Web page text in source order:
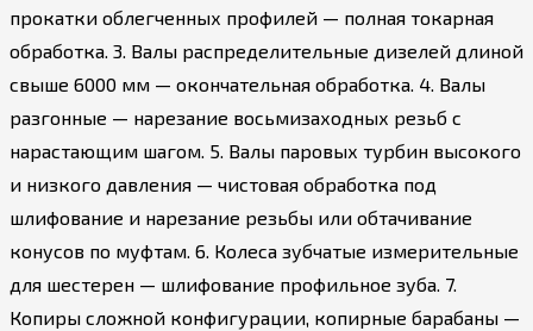
прокатки облегченных профилей — полная токарная
обработка. 3. Валы распределительные дизелей длиной
свыше 6000 мм — окончательная обработка. 4. Валы
разгонные — нарезание восьмизаходных резьб с
нарастающим шагом. 5. Валы паровых турбин высокого
и низкого давления — чистовая обработка под
шлифование и нарезание резьбы или обтачивание
конусов по муфтам. 6. Колеса зубчатые измерительные
для шестерен — шлифование профильное зуба. 7.
Копиры сложной конфигурации, копирные барабаны —